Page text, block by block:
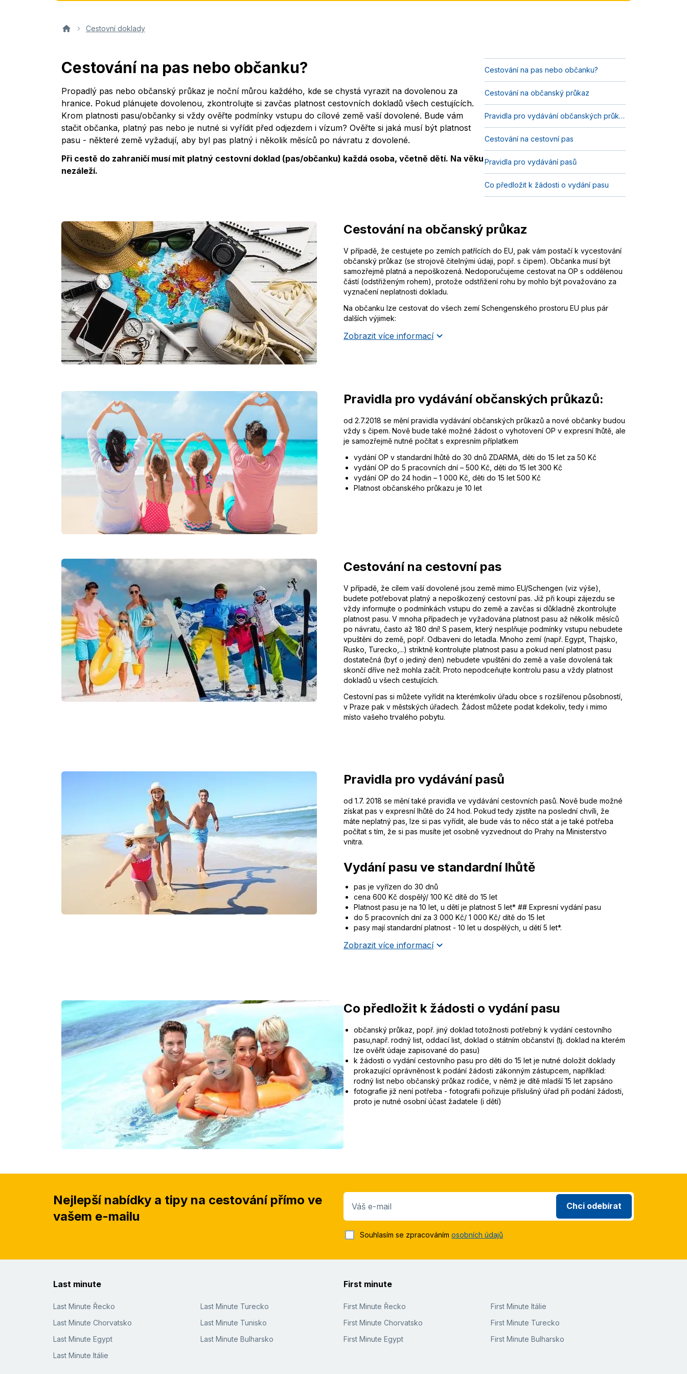
Cestovní doklady
Cestování na pas nebo občanku?
Propadlý pas nebo občanský průkaz je noční můrou každého, kde se chystá vyrazit na dovolenou za
hranice. Pokud plánujete dovolenou, zkontrolujte si zavčas platnost cestovních dokladů všech cestujících.
Krom platnosti pasu/občanky si vždy ověřte podmínky vstupu do cílové země vaší dovolené. Bude vám
stačit občanka, platný pas nebo je nutné si vyřídit před odjezdem i vízum? Ověřte si jaká musí být platnost
pasu - některé země vyžadují, aby byl pas platný i několik měsíců po návratu z dovolené.
Při cestě do zahraničí musí mít platný cestovní doklad (pas/občanku) každá osoba, včetně dětí. Na věku
nezáleží.
Cestování na pas nebo občanku?
Cestování na občanský průkaz
Pravidla pro vydávání občanských průkazů:
Cestování na cestovní pas
Pravidla pro vydávání pasů
Co předložit k žádosti o vydání pasu
Cestování na občanský průkaz
V případě, že cestujete po zemích patřících do EU, pak vám postačí k vycestování
občanský průkaz (se strojově čitelnými údaji, popř. s čipem). Občanka musí být
samozřejmě platná a nepoškozená. Nedoporučujeme cestovat na OP s oddělenou
částí (odstřiženým rohem), protože odstřižení rohu by mohlo být považováno za
vyznačení neplatnosti dokladu.
Na občanku lze cestovat do všech zemí Schengenského prostoru EU plus pár
dalších výjimek:
Zobrazit více informací
Pravidla pro vydávání občanských průkazů:
od 2.7.2018 se mění pravidla vydávání občanských průkazů a nové občanky budou
vždy s čipem. Nově bude také možné žádost o vyhotovení OP v expresní lhůtě, ale
je samozřejmě nutné počítat s expresním příplatkem
vydání OP v standardní lhůtě do 30 dnů ZDARMA, děti do 15 let za 50 Kč
vydání OP do 5 pracovních dní – 500 Kč, děti do 15 let 300 Kč
vydání OP do 24 hodin – 1 000 Kč, děti do 15 let 500 Kč
Platnost občanského průkazu je 10 let
Cestování na cestovní pas
V případě, že cílem vaší dovolené jsou země mimo EU/Schengen (viz výše),
budete potřebovat platný a nepoškozený cestovní pas. Již při koupi zájezdu se
vždy informujte o podmínkách vstupu do země a zavčas si důkladně zkontrolujte
platnost pasu. V mnoha případech je vyžadována platnost pasu až několik měsíců
po návratu, často až 180 dní! S pasem, který nesplňuje podmínky vstupu nebudete
vpuštěni do země, popř. Odbaveni do letadla. Mnoho zemí (např. Egypt, Thajsko,
Rusko, Turecko,...) striktně kontrolujte platnost pasu a pokud není platnost pasu
dostatečná (byť o jediný den) nebudete vpuštěni do země a vaše dovolená tak
skončí dříve než mohla začít. Proto nepodceňujte kontrolu pasu a vždy platnost
dokladů u všech cestujících.
Cestovní pas si můžete vyřídit na kterémkoliv úřadu obce s rozšířenou působností,
v Praze pak v městských úřadech. Žádost můžete podat kdekoliv, tedy i mimo
místo vašeho trvalého pobytu.
Pravidla pro vydávání pasů
od 1.7. 2018 se mění také pravidla ve vydávání cestovních pasů. Nově bude možné
získat pas v expresní lhůtě do 24 hod. Pokud tedy zjistíte na poslední chvíli, že
máte neplatný pas, lze si pas vyřídit, ale bude vás to něco stát a je také potřeba
počítat s tím, že si pas musíte jet osobně vyzvednout do Prahy na Ministerstvo
vnitra.
Vydání pasu ve standardní lhůtě
pas je vyřízen do 30 dnů
cena 600 Kč dospělý/ 100 Kč dítě do 15 let
Platnost pasu je na 10 let, u dětí je platnost 5 let* ## Expresní vydání pasu
do 5 pracovních dní za 3 000 Kč/ 1 000 Kč/ dítě do 15 let
pasy mají standardní platnost - 10 let u dospělých, u dětí 5 let*.
Zobrazit více informací
Co předložit k žádosti o vydání pasu
občanský průkaz, popř. jiný doklad totožnosti potřebný k vydání cestovního
pasu,např. rodný list, oddací list, doklad o státním občanství (tj. doklad na kterém
lze ověřit údaje zapisované do pasu)
k žádosti o vydání cestovního pasu pro děti do 15 let je nutné doložit doklady
prokazující oprávněnost k podání žádosti zákonným zástupcem, například:
rodný list nebo občanský průkaz rodiče, v němž je dítě mladší 15 let zapsáno
fotografie již není potřeba - fotografii pořizuje příslušný úřad při podání žádosti,
proto je nutné osobní účast žadatele (i dětí)
Nejlepší nabídky a tipy na cestování přímo ve
vašem e-mailu
Váš e-mail Chci odebírat
Souhlasím se zpracováním osobních údajů
Last minute
Last Minute Řecko
Last Minute Chorvatsko
Last Minute Egypt
Last Minute Itálie
Last Minute Turecko
Last Minute Tunisko
Last Minute Bulharsko
First minute
First Minute Řecko
First Minute Chorvatsko
First Minute Egypt
First Minute Itálie
First Minute Turecko
First Minute Bulharsko